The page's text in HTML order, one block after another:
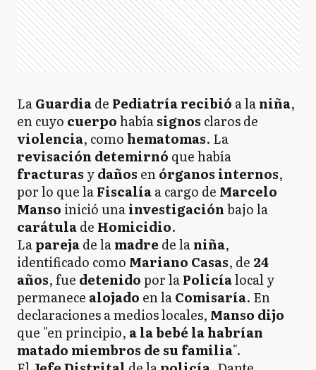
LaGuardiade Pediatría recibió a laniña,
en cuyo cuerpohabíasignos claros de
violencia, como hematomas. La
revisación detemirnó que había
fracturas ydaños enórganos internos,
por lo que laFiscalíaa cargo de Marcelo
Manso inició unainvestigaciónbajo la
carátulade Homicidio.
Laparejade lamadre de laniña,
identificado como Mariano Casas, de 24
años, fue detenidopor laPolicíalocal y
permanece alojado en laComisaría. En
declaraciones a medios locales, Manso dijo
que "en principio, a la bebé la habrían
matado miembros de su familia".